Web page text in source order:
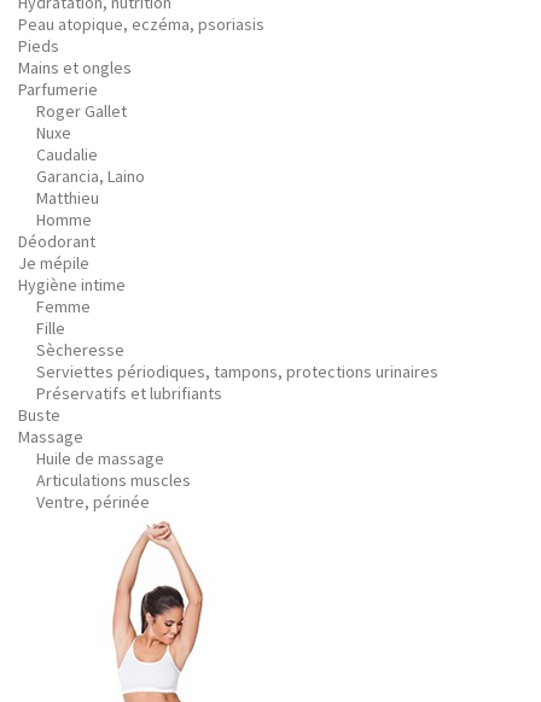
Peau atopique, eczéma, psoriasis
Pieds
Mains et ongles
Parfumerie
Roger Gallet
Nuxe
Caudalie
Garancia, Laino
Matthieu
Homme
Déodorant
Je mépile
Hygiène intime
Femme
Fille
Sècheresse
Serviettes périodiques, tampons, protections urinaires
Préservatifs et lubrifiants
Buste
Massage
Huile de massage
Articulations muscles
Ventre, périnée